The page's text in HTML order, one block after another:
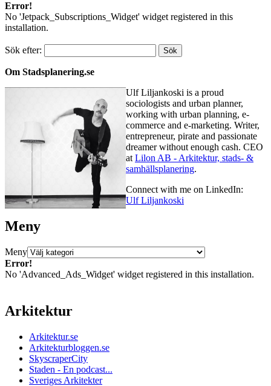
Error!
No 'Jetpack_Subscriptions_Widget' widget registered in this
installation.
Sök efter:
Om Stadsplanering.se
Ulf Liljankoski is a proud
sociologists and urban planner,
working with urban planning, e-
commerce and e-marketing. Writer,
entrepreneur, pirate and passionate
dreamer without enough cash. CEO
at Lilon AB - Arkitektur, stads- &
samhällsplanering.
Connect with me on LinkedIn:
Ulf Liljankoski
Meny
Meny
Error!
No 'Advanced_Ads_Widget' widget registered in this installation.
Arkitektur
Arkitektur.se
Arkitekturbloggen.se
SkyscraperCity
Staden - En podcast...
Sveriges Arkitekter